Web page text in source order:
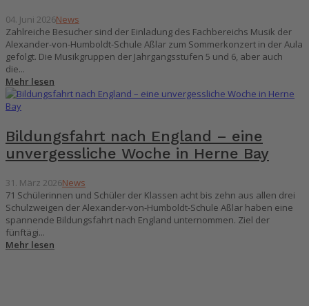
04. Juni 2026News
Zahlreiche Besucher sind der Einladung des Fachbereichs Musik der
Alexander-von-Humboldt-Schule Aßlar zum Sommerkonzert in der Aula
gefolgt. Die Musikgruppen der Jahrgangsstufen 5 und 6, aber auch
die...
Mehr lesen
Bildungsfahrt nach England – eine
unvergessliche Woche in Herne Bay
31. März 2026News
71 Schülerinnen und Schüler der Klassen acht bis zehn aus allen drei
Schulzweigen der Alexander-von-Humboldt-Schule Aßlar haben eine
spannende Bildungsfahrt nach England unternommen. Ziel der
fünftägi...
Mehr lesen